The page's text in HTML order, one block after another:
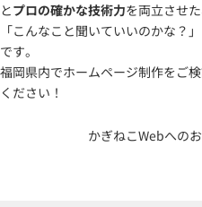
とプロの確かな技術力を両立させ
「こんなこと聞いていいのかな？
です。
福岡県内でホームページ制作をご
ください！
かぎねこWebへの